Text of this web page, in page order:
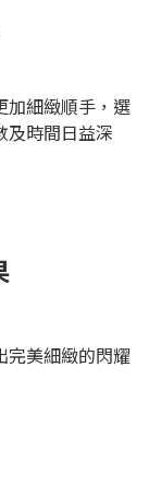
加細緻順手，選
及時間日益深
完美細緻的閃耀